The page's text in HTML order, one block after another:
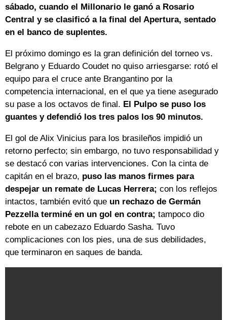
sábado, cuando el Millonario le ganó a Rosario
Central y se clasificó a la final del Apertura, sentado
en el banco de suplentes.
El próximo domingo es la gran definición del torneo vs.
Belgrano y Eduardo Coudet no quiso arriesgarse: rotó el
equipo para el cruce ante Brangantino por la
competencia internacional, en el que ya tiene asegurado
su pase a los octavos de final. El Pulpo se puso los
guantes y defendió los tres palos los 90 minutos.
El gol de Alix Vinicius para los brasileños impidió un
retorno perfecto; sin embargo, no tuvo responsabilidad y
se destacó con varias intervenciones. Con la cinta de
capitán en el brazo, puso las manos firmes para
despejar un remate de Lucas Herrera; con los reflejos
intactos, también evitó que un rechazo de Germán
Pezzella terminé en un gol en contra; tampoco dio
rebote en un cabezazo Eduardo Sasha. Tuvo
complicaciones con los pies, una de sus debilidades,
que terminaron en saques de banda.